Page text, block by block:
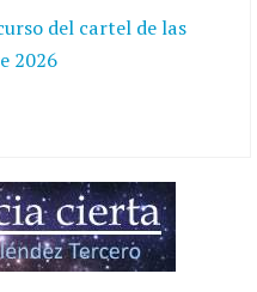
del cartel de las
2026